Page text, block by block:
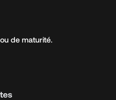
de maturité.